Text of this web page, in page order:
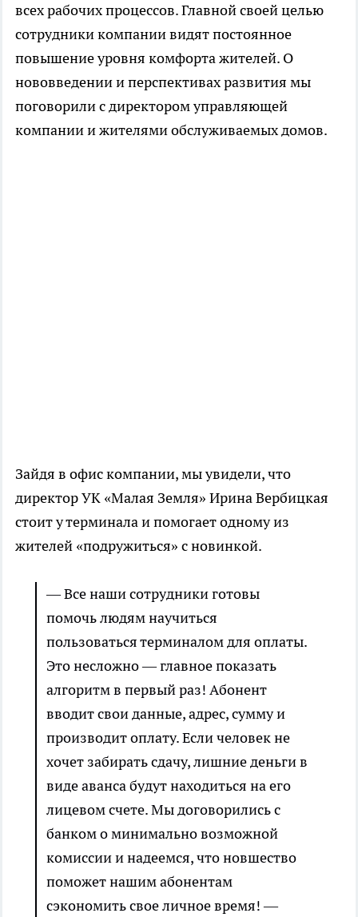
всех рабочих процессов. Главной своей целью
сотрудники компании видят постоянное
повышение уровня комфорта жителей. О
нововведении и перспективах развития мы
поговорили с директором управляющей
компании и жителями обслуживаемых домов.
Зайдя в офис компании, мы увидели, что
директор УК «Малая Земля» Ирина Вербицкая
стоит у терминала и помогает одному из
жителей «подружиться» с новинкой.
— Все наши сотрудники готовы
помочь людям научиться
пользоваться терминалом для оплаты.
Это несложно — главное показать
алгоритм в первый раз! Абонент
вводит свои данные, адрес, сумму и
производит оплату. Если человек не
хочет забирать сдачу, лишние деньги в
виде аванса будут находиться на его
лицевом счете. Мы договорились с
банком о минимально возможной
комиссии и надеемся, что новшество
поможет нашим абонентам
сэкономить свое личное время! —